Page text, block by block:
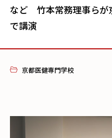
など 竹本常務理事らが
で講演
京都医健専門学校